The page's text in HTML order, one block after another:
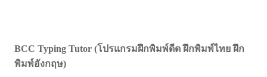
BCC Typing Tutor (โปรแกรมฝึกพิมพ์ดีด ฝึกพิมพ์ไทย ฝึก
พิมพ์อังกฤษ)